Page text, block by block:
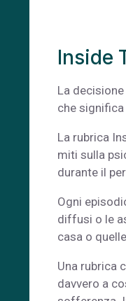
Inside
La
che significa
La rubrica
miti sulla
durante il
Ogni
diffusi o le
casa o
Una rubrica
davvero a